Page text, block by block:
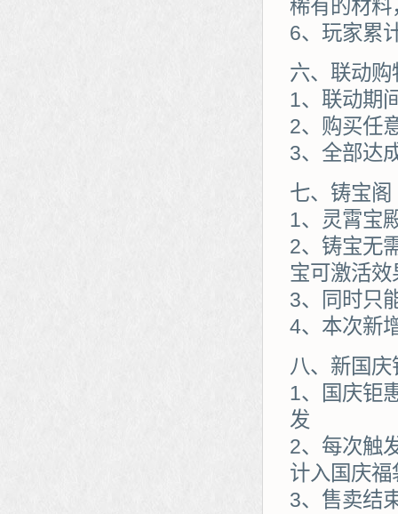
稀有的材
6、玩家累
六、联动购
1、联动期
2、购买任
3、全部达
七、铸宝阁
1、灵霄宝
2、铸宝无
宝可激活效
3、同时只
4、本次新
八、新国
1、国庆钜
发
2、每次触
计入国庆福
3、售卖结